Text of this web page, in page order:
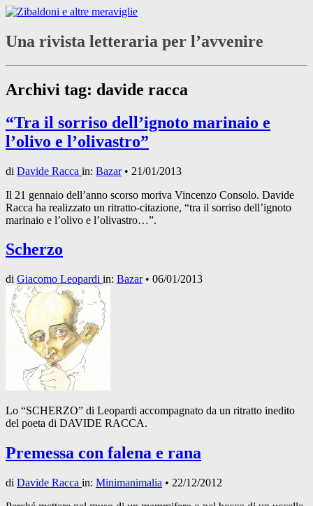
Una rivista letteraria per l’avvenire
Archivi tag: davide racca
“Tra il sorriso dell’ignoto marinaio e
l’olivo e l’olivastro”
di Davide Racca in: Bazar• 21/01/2013
Il 21 gennaio dell’anno scorso moriva Vincenzo Consolo. Davide
Racca ha realizzato un ritratto-citazione, “tra il sorriso dell’ignoto
marinaio e l’olivo e l’olivastro…”.
Scherzo
di Giacomo Leopardi in: Bazar• 06/01/2013
Lo “SCHERZO” di Leopardi accompagnato da un ritratto inedito
del poeta di DAVIDE RACCA.
Premessa con falena e rana
di Davide Racca in: Minimanimalia • 22/12/2012